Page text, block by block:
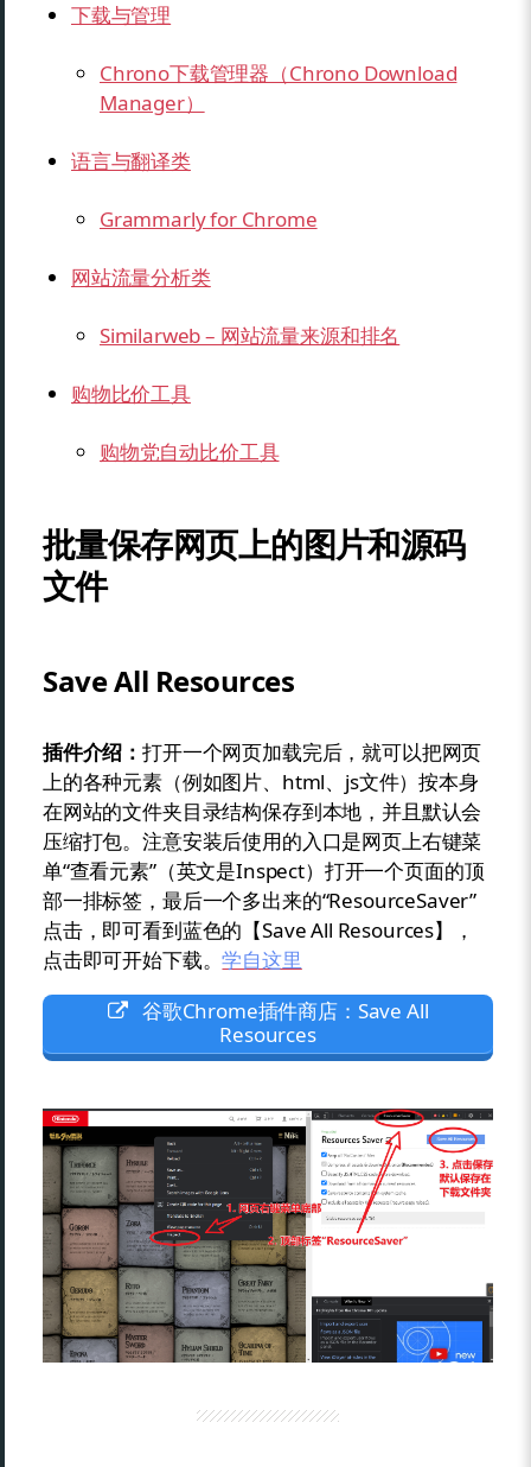
下载与管理
Chrono下载管理器（Chrono Download
Manager）
语言与翻译类
Grammarly for Chrome
网站流量分析类
Similarweb – 网站流量来源和排名
购物比价工具
购物党自动比价工具
批量保存网页上的图片和源码
文件
Save All Resources
插件介绍：打开一个网页加载完后，就可以把网页
上的各种元素（例如图片、html、js文件）按本身
在网站的文件夹目录结构保存到本地，并且默认会
压缩打包。注意安装后使用的入口是网页上右键菜
单“查看元素”（英文是Inspect）打开一个页面的顶
部一排标签，最后一个多出来的“ResourceSaver”
点击，即可看到蓝色的【Save All Resources】，
点击即可开始下载。学自这里
谷歌Chrome插件商店：Save All
Resources